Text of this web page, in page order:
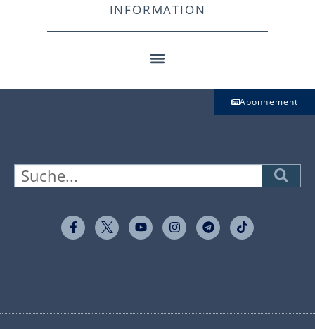
INFORMATION
Abonnement